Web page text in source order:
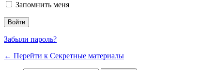
Запомнить меня
Забыли пароль?
← Перейти к Секретные материалы